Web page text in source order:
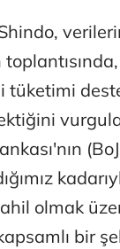
olmak
bir
O timsahlar sizi yemeli aslında!...
Ahbap’a bağışları kayıp ünlüler var